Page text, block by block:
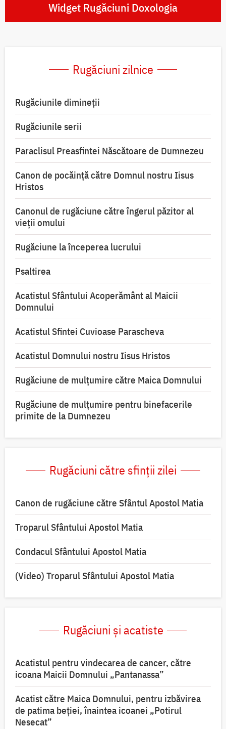
Widget Rugăciuni Doxologia
Rugăciuni zilnice
Rugăciunile dimineții
Rugăciunile serii
Paraclisul Preasfintei Născătoare de Dumnezeu
Canon de pocăință către Domnul nostru Iisus
Hristos
Canonul de rugăciune către îngerul păzitor al
vieții omului
Rugăciune la începerea lucrului
Psaltirea
Acatistul Sfântului Acoperământ al Maicii
Domnului
Acatistul Sfintei Cuvioase Parascheva
Acatistul Domnului nostru Iisus Hristos
Rugăciune de mulţumire către Maica Domnului
Rugăciune de mulțumire pentru binefacerile
primite de la Dumnezeu
Rugăciuni către sfinții zilei
Canon de rugăciune către Sfântul Apostol Matia
Troparul Sfântului Apostol Matia
Condacul Sfântului Apostol Matia
(Video) Troparul Sfântului Apostol Matia
Rugăciuni și acatiste
Acatistul pentru vindecarea de cancer, către
icoana Maicii Domnului „Pantanassa”
Acatist către Maica Domnului, pentru izbăvirea
de patima beției, înaintea icoanei „Potirul
Nesecat”